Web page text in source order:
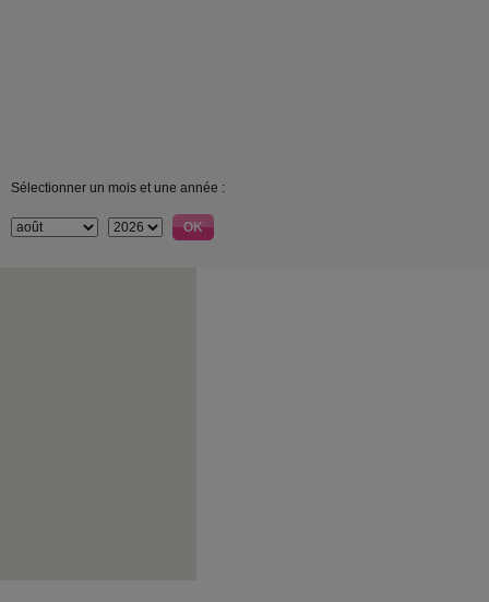
Sélectionner un mois et une année :